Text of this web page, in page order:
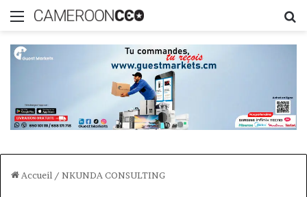
Menu
Accueil / NKUNDA CONSULTING